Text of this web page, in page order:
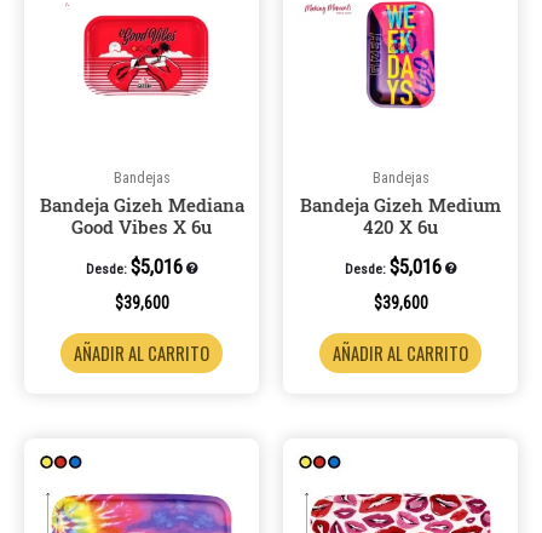
Bandejas
Bandeja Gizeh Mediana
Good Vibes X 6u
Desde: $5,016
$39,600
AÑADIR AL CARRITO
Bandejas
Bandeja Gizeh Medium
420 X 6u
Desde: $5,016
$39,600
AÑADIR AL CARRITO